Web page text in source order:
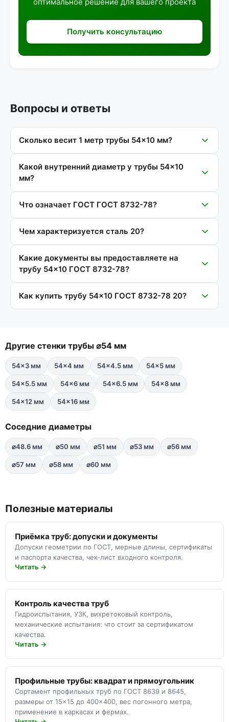
Получить консультацию
Вопросы и ответы
Сколько весит 1 метр трубы 54×10 мм?
Какой внутренний диаметр у трубы 54×10
мм?
Что означает ГОСТ ГОСТ 8732-78?
Чем характеризуется сталь 20?
Какие документы вы предоставляете на
трубу 54×10 ГОСТ 8732-78?
Как купить трубу 54×10 ГОСТ 8732-78 20?
Другие стенки трубы ⌀54 мм
54×3 мм 54×4 мм 54×4.5 мм 54×5 мм
54×5.5 мм 54×6 мм 54×6.5 мм 54×8 мм
54×12 мм 54×16 мм
Соседние диаметры
⌀48.6 мм ⌀50 мм ⌀51 мм ⌀53 мм ⌀56 мм
⌀57 мм ⌀58 мм ⌀60 мм
Полезные материалы
Приёмка труб: допуски и документы
Допуски геометрии по ГОСТ, мерные длины, сертификаты
и паспорта качества, чек-лист входного контроля.
Читать →
Контроль качества труб
Гидроиспытания, УЗК, вихретоковый контроль,
механические испытания: что стоит за сертификатом
качества.
Читать →
Профильные трубы: квадрат и прямоугольник
Сортамент профильных труб по ГОСТ 8639 и 8645,
размеры от 15×15 до 400×400, вес погонного метра,
применение в каркасах и фермах.